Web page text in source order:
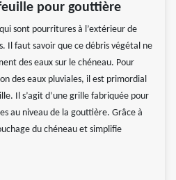
pour gouttière
sont pourritures à l’extérieur de
Il faut savoir que ce débris végétal ne
des eaux sur le chéneau. Pour
des eaux pluviales, il est primordial
Il s’agit d’une grille fabriquée pour
au niveau de la gouttière. Grâce à
du chéneau et simplifie